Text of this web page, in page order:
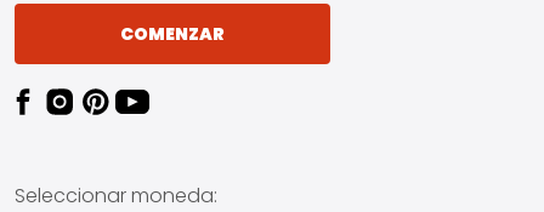
COMENZAR
Seleccionar moneda: